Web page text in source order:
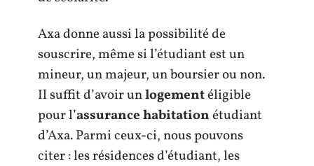
Axa donne aussi la possibilité de
souscrire, même si l’étudiant est un
mineur, un majeur, un boursier ou non.
Il suffit d’avoir unlogementéligible
pour l’assurance habitationétudiant
d’Axa. Parmi ceux-ci, nous pouvons
citer : les résidences d’étudiant, les